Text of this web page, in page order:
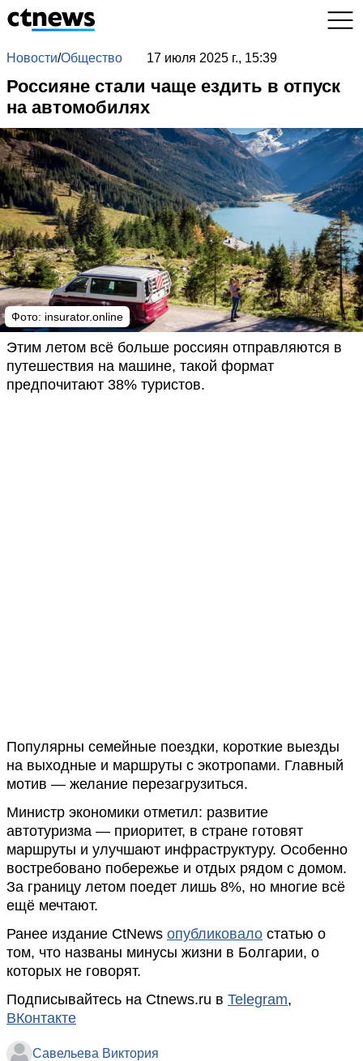
Новости/Общество 17 июля 2025 г., 15:39
Россияне стали чаще ездить в отпуск
на автомобилях
Фото: insurator.online
Этим летом всё больше россиян отправляются в
путешествия на машине, такой формат
предпочитают 38% туристов.
Популярны семейные поездки, короткие выезды
на выходные и маршруты с экотропами. Главный
мотив — желание перезагрузиться.
Министр экономики отметил: развитие
автотуризма — приоритет, в стране готовят
маршруты и улучшают инфраструктуру. Особенно
востребовано побережье и отдых рядом с домом.
За границу летом поедет лишь 8%, но многие всё
ещё мечтают.
Ранее издание CtNews опубликовало статью о
том, что названы минусы жизни в Болгарии, о
которых не говорят.
Подписывайтесь на Ctnews.ru в Telegram,
ВКонтакте
Савельева Виктория